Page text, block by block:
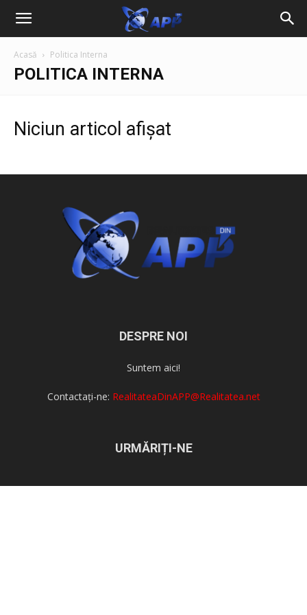
Acasă Politica Interna
POLITICA INTERNA
Niciun articol afișat
DESPRE NOI
Suntem aici!
Contactați-ne: RealitateaDinAPP@Realitatea.net
URMĂRIȚI-NE